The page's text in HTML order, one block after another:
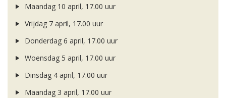
Maandag 10 april, 17.00 uur
Vrijdag 7 april, 17.00 uur
Donderdag 6 april, 17.00 uur
Woensdag 5 april, 17.00 uur
Dinsdag 4 april, 17.00 uur
Maandag 3 april, 17.00 uur